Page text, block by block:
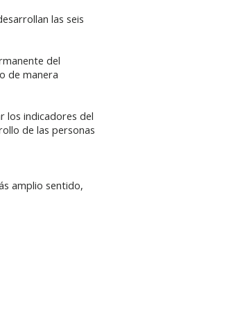
las seis
del
de manera
los indicadores del
de las personas
amplio sentido,